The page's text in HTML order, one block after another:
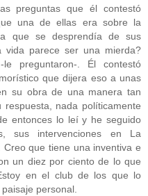
preguntas que él contestó
una de ellas era sobre la
que se desprendía de sus
vida parece ser una mierda?
preguntaron-. Él contestó
que dijera eso a unas
su obra de una manera tan
nada políticamente
entonces lo leí y he seguido
sus intervenciones en La
que tiene una inventiva e
un diez por ciento de lo que
en el club de los que lo
personal.